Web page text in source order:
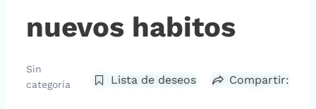
nuevos habitos
Sin
categoría
Lista de deseos Compartir: